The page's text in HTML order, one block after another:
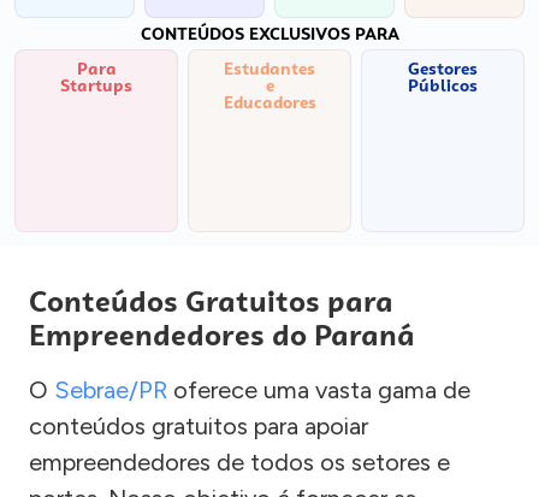
CONTEÚDOS EXCLUSIVOS PARA
Para
Startups
Estudantes
e
Educadores
Gestores
Públicos
Conteúdos Gratuitos para
Empreendedores do Paraná
O Sebrae/PR oferece uma vasta gama de
conteúdos gratuitos para apoiar
empreendedores de todos os setores e